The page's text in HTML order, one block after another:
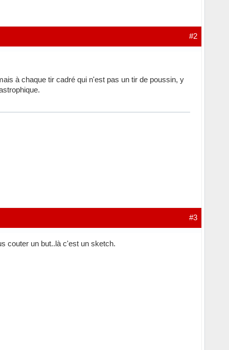
#2
à chaque tir cadré qui n'est pas un tir de poussin, y
#3
couter un but..là c'est un sketch.